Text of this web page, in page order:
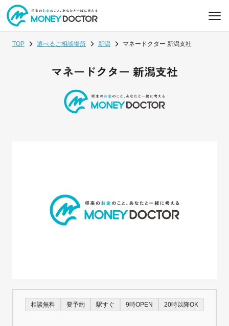
TOP 選べるご相談場所 新潟 マネードクター 新潟支社
マネードクター 新潟支社
相談無料 要予約 駅すぐ 9時OPEN 20時以降OK